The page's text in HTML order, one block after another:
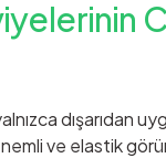
dışarıdan
ve elastik